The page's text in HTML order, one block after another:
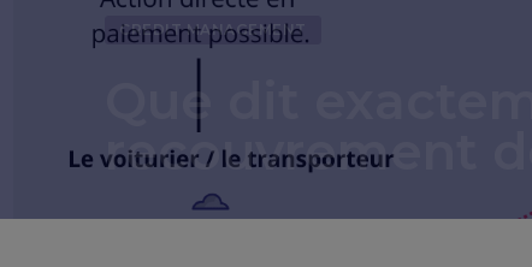
CREDIT MANAGEMENT
Que dit
recouvrement